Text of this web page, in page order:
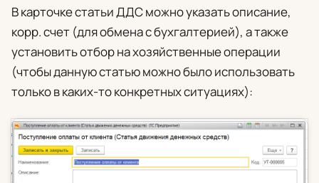
В карточке статьи ДДС можно указать описание,
корр. счет (для обмена с бухгалтерией), а также
установить отбор на хозяйственные операции
(чтобы данную статью можно было использовать
только в каких-то конкретных ситуациях):